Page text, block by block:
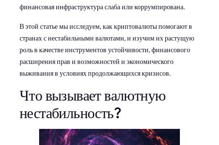
финансовая инфраструктура слаба или коррумпирована.
В этой статье мы исследуем, как криптовалюты помогают в
странах с нестабильными валютами, и изучим их растущую
роль в качестве инструментов устойчивости, финансового
расширения прав и возможностей и экономического
выживания в условиях продолжающихся кризисов.
Что вызывает валютную
нестабильность?